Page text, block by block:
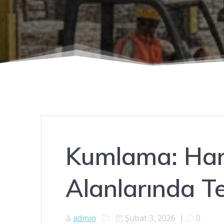
Kumlama:
Alanlarında
admin Şubat 3, 2026 | 0